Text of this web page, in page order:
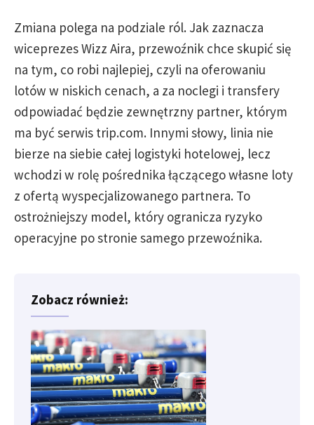
Zmiana polega na podziale ról. Jak zaznacza
wiceprezes Wizz Aira, przewoźnik chce skupić się
na tym, co robi najlepiej, czyli na oferowaniu
lotów w niskich cenach, a za noclegi i transfery
odpowiadać będzie zewnętrzny partner, którym
ma być serwis trip.com. Innymi słowy, linia nie
bierze na siebie całej logistyki hotelowej, lecz
wchodzi w rolę pośrednika łączącego własne loty
z ofertą wyspecjalizowanego partnera. To
ostrożniejszy model, który ogranicza ryzyko
operacyjne po stronie samego przewoźnika.
Zobacz również: